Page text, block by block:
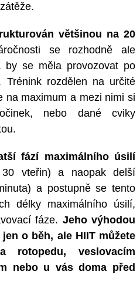
většinou na 20
se rozhodně ale
by se měla provozovat po
rozdělen na určité
na maximum a mezi nimi si
nebo dané cviky
fází maximálního úsilí
vteřin) a naopak delší
a postupně se tento
délky maximálního úsilí,
fáze. Jeho výhodou
o běh, ale HIIT můžete
rotopedu, veslovacím
nebo u vás doma před